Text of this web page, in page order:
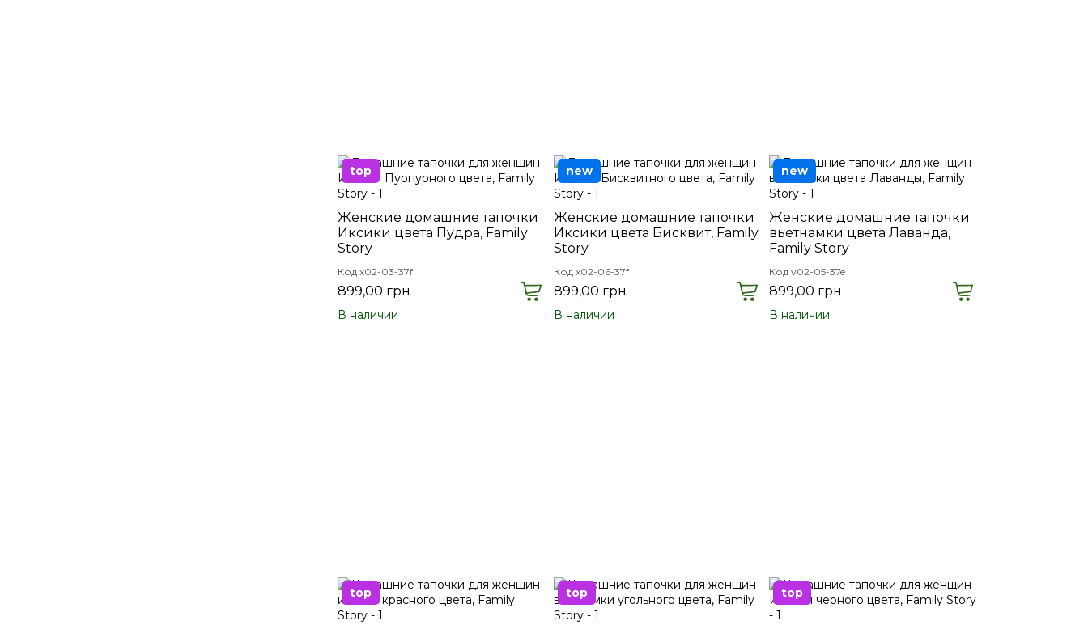
Женские домашние тапочки
Иксики цвета Пудра, Family
Story
Код x02-03-37f
899,00 грн
В наличии
top
Женские домашние тапочки
Иксики цвета Бисквит, Family
Story
Код x02-06-37f
899,00 грн
В наличии
new
Женские домашние тапочки
вьетнамки цвета Лаванда,
Family Story
Код v02-05-37e
899,00 грн
В наличии
new
top top top